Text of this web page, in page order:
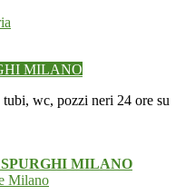
MILANO
wc, pozzi neri 24 ore su
MILANO
Milano